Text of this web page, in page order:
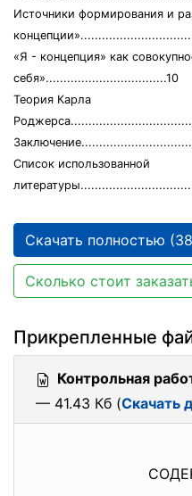
Источники формирования и
«Я - концепция» как
себя»..................................10
Теория Карла
Список использованной
Скачать полностью
Сколько стоит
Прикрепленные
Контрольная
— 41.43 Кб (Скачать